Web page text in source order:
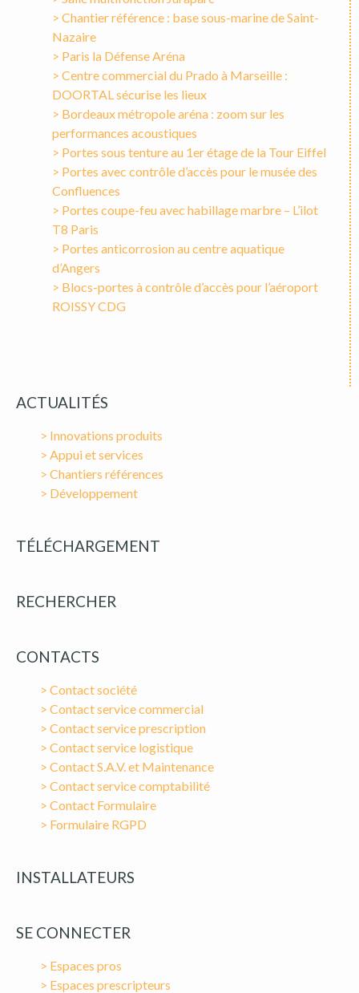
> Chantier référence : base sous-marine de Saint-
Nazaire
> Paris la Défense Aréna
> Centre commercial du Prado à Marseille :
DOORTAL sécurise les lieux
> Bordeaux métropole aréna : zoom sur les
performances acoustiques
> Portes sous tenture au 1er étage de la Tour Eiffel
> Portes avec contrôle d’accès pour le musée des
Confluences
> Portes coupe-feu avec habillage marbre – L’ilot
T8 Paris
> Portes anticorrosion au centre aquatique
d’Angers
> Blocs-portes à contrôle d’accès pour l’aéroport
ROISSY CDG
ACTUALITÉS
> Innovations produits
> Appui et services
> Chantiers références
> Développement
TÉLÉCHARGEMENT
RECHERCHER
CONTACTS
> Contact société
> Contact service commercial
> Contact service prescription
> Contact service logistique
> Contact S.A.V. et Maintenance
> Contact service comptabilité
> Contact Formulaire
> Formulaire RGPD
INSTALLATEURS
SE CONNECTER
> Espaces pros
> Espaces prescripteurs